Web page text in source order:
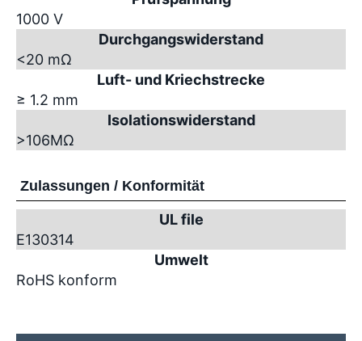
1000 V
Durchgangswiderstand
<20 mΩ
Luft- und Kriechstrecke
≥ 1.2 mm
Isolationswiderstand
>106MΩ
Zulassungen / Konformität
UL file
E130314
Umwelt
RoHS konform